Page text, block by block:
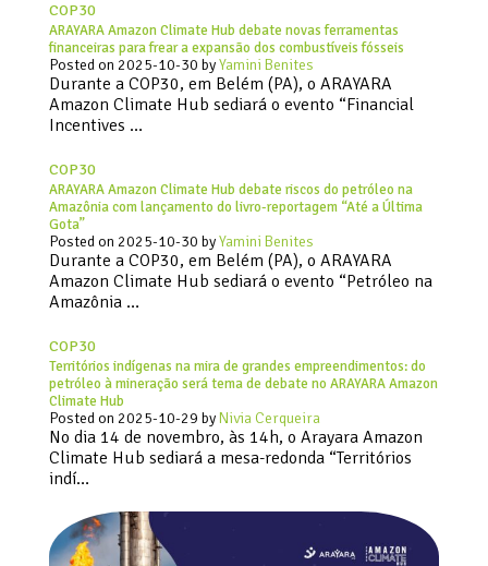
COP30
ARAYARA Amazon Climate Hub debate novas ferramentas
financeiras para frear a expansão dos combustíveis fósseis
Posted on 2025-10-30 byYamini Benites
Durante a COP30, em Belém (PA), o ARAYARA
Amazon Climate Hub sediará o evento “Financial
Incentives …
COP30
ARAYARA Amazon Climate Hub debate riscos do petróleo na
Amazônia com lançamento do livro-reportagem “Até a Última
Gota”
Posted on 2025-10-30 byYamini Benites
Durante a COP30, em Belém (PA), o ARAYARA
Amazon Climate Hub sediará o evento “Petróleo na
Amazônia …
COP30
Territórios indígenas na mira de grandes empreendimentos: do
petróleo à mineração será tema de debate no ARAYARA Amazon
Climate Hub
Posted on 2025-10-29 byNivia Cerqueira
No dia 14 de novembro, às 14h, o Arayara Amazon
Climate Hub sediará a mesa-redonda “Territórios
indí…